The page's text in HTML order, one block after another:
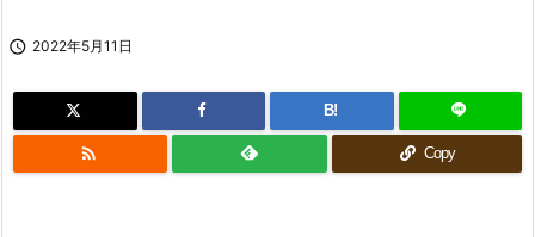
 2022年5月11日
B!
 Copy